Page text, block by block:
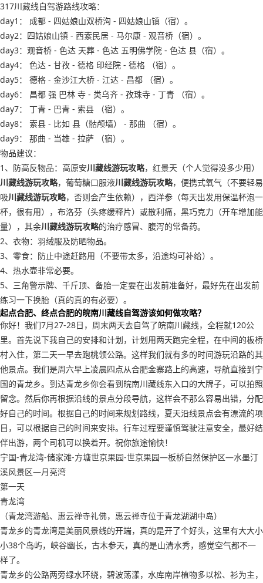
317川藏线自驾游路线攻略：
day1： 成都 - 四姑娘山双桥沟 - 四姑娘山镇（宿）。
day2：四姑娘山镇 - 西索民居 - 马尔康 - 观音桥（宿）。
day3：观音桥 - 色达 天葬 - 色达 五明佛学院 - 色达 县（宿）。
day4： 色达 - 甘孜 - 德格 印经院 - 德格 （宿）。
day5： 德格 - 金沙江大桥 - 江达 - 昌都 （宿）。
day6： 昌都 强 巴林 寺 - 类乌齐 - 孜珠寺 - 丁青 （宿）。
day7： 丁青 - 巴青 - 索县 （宿）。
day8： 索县 - 比如 县（骷颅墙） - 那曲 （宿）。
day9： 那曲 - 当雄 - 拉萨 （宿）。
物品建议：
1、防高反物品：高原安川藏线游玩攻略，红景天（个人觉得没多少用）
川藏线游玩攻略，葡萄糖口服液川藏线游玩攻略，便携式氧气（不要轻易
吸川藏线游玩攻略，否则会产生依赖），西洋参（每天出发用保温杯泡一
杯，很有用），布洛芬（头疼缓释片）或散利痛，黑巧克力（开车增加能
量），其余川藏线游玩攻略的治疗感冒、腹泻的常备药。
2、衣物：羽绒服及防晒物品。
3、零食：防止中途赶路用（不要带太多，沿途均可补给）。
4、热水壶非常必要。
5、三角警示牌、千斤顶、备胎一定要在出发前准备好，最好先在出发前
练习一下换胎（真的真的有必要）。
起点合肥、终点合肥的皖南川藏线自驾游该如何做攻略？
你好！我们7月27-28日，周末两天去自驾了皖南川藏线，全程就120公
里。首先说下我自己的安排和计划，计划用两天跑完全程，在中间的板桥
村入住，第二天一早去跑桃领公路。这样我们就有多的时间游玩沿路的其
他景点。我们是周六早上凌晨四点从合肥金寨路上的高速，导航直接到宁
国的青龙乡。到达青龙乡你会看到皖南川藏线东入口的大牌子，可以拍照
留念。然后你再根据沿线的景点分段导航，这样会不那么容易出错，分配
好自己的时间。根据自己的时间来规划路线，夏天沿线景点会有漂流的项
目，可以根据自己的时间来安排。行车过程要谨慎驾驶注意安全，最好结
伴出游，两个司机可以换着开。祝你旅途愉快！
宁国-青龙湾-储家滩-方塘世京果园-世京果园—板桥自然保护区—水墨汀
溪风景区—月亮湾
第一天
青龙湾
（青龙湾游船、惠云禅寺礼佛，惠云禅寺位于青龙湖湖中岛）
青龙乡的青龙湾是美丽风景线的开端，真的是开了个好头，这里有大大小
小38个岛屿，峡谷幽长，古木参天，真的是山清水秀，感觉空气都不一
样了。
青龙乡的公路两旁绿水环绕，碧波荡漾，水库南岸植物多以松、衫为主，